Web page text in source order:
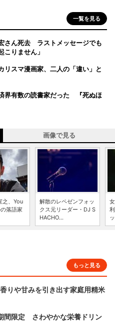
一覧を見る
さん死去 ラストメッセージでも
りません」
スマ漫画家、二人の「違い」と
界有数の読書家だった 『死ぬほ
画像で見る
之、You
落語家
解散のレペゼンフォッ
クス元リーダー・DJ S
HACHO...
もっと見る
りや甘みを引き出す家庭用精米
間限定 さわやかな栄養ドリン